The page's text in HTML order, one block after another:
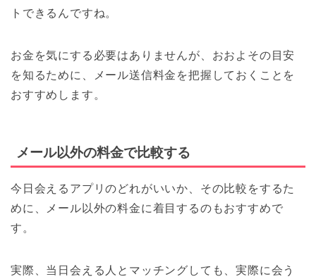
トできるんですね。
お金を気にする必要はありませんが、おおよその目安
を知るために、メール送信料金を把握しておくことを
おすすめします。
メール以外の料金で比較する
今日会えるアプリのどれがいいか、その比較をするた
めに、メール以外の料金に着目するのもおすすめで
す。
実際、当日会える人とマッチングしても、実際に会う